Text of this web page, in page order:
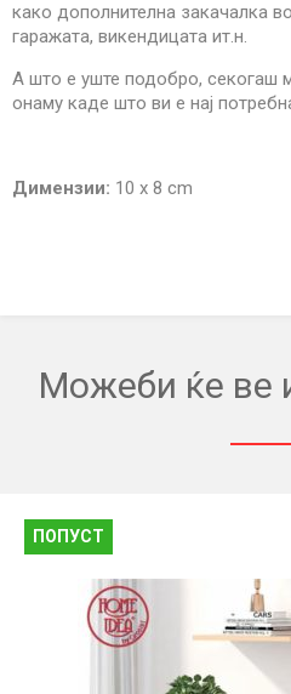
како дополнителна закачалка
гаражата, викендицата ит.н.
А што е уште подобро, секогаш
онаму каде што ви е нај
Димензии: 10 x 8 cm
Можеби ќе ве
ПОПУСТ